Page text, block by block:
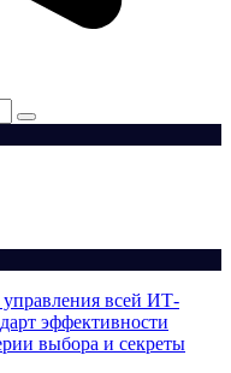
всей ИТ-
эффективности
выбора и секреты